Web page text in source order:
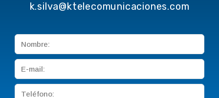
k.silva@ktelecomunicaciones.com